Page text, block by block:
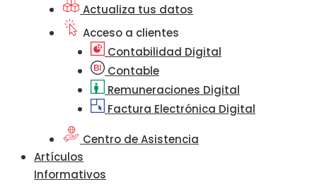
Actualiza tus datos
Acceso a clientes
Contabilidad Digital
Contable
Remuneraciones Digital
Factura Electrónica Digital
Centro de Asistencia
Artículos
Informativos